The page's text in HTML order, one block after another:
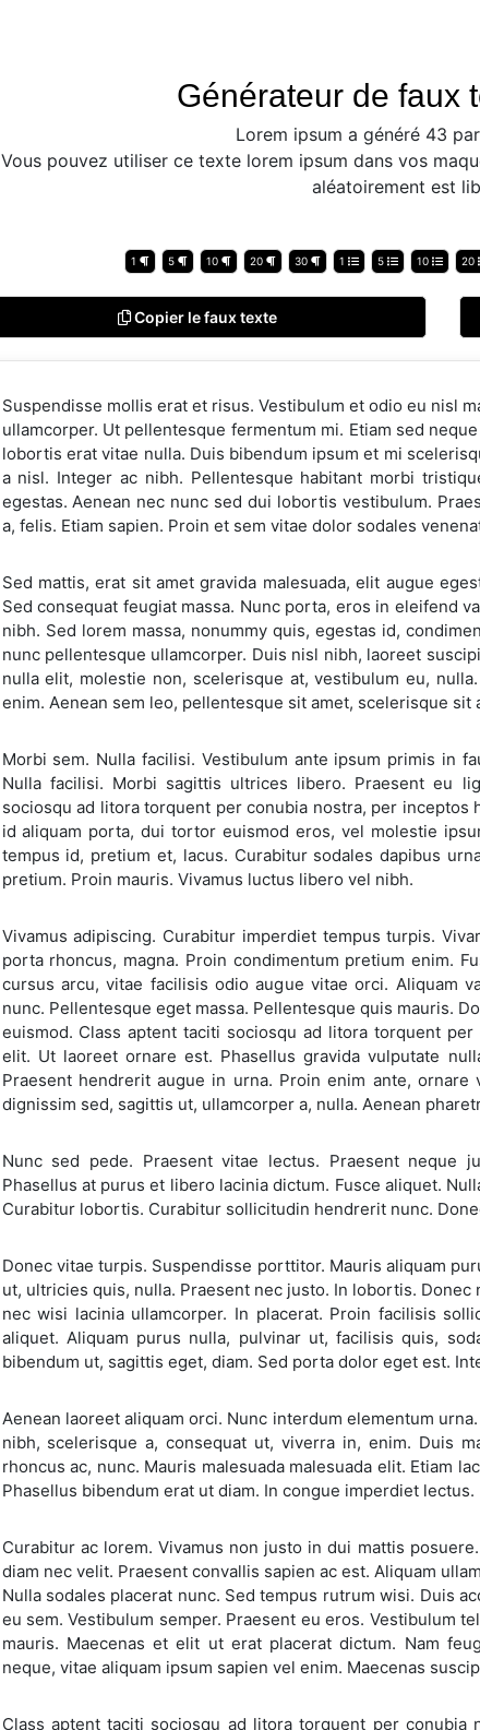
Générateur de faux
Lorem ipsum a généré 43
Vous pouvez utiliser ce texte lorem ipsum dans vos
aléatoirement est
1 5 10 20 30 1 5 10 20
Copier le faux texte
Suspendisse mollis erat et risus. Vestibulum et odio eu nisl
ullamcorper. Ut pellentesque fermentum mi. Etiam sed
lobortis erat vitae nulla. Duis bibendum ipsum et mi
a nisl. Integer ac nibh. Pellentesque habitant morbi
egestas. Aenean nec nunc sed dui lobortis vestibulum.
a, felis. Etiam sapien. Proin et sem vitae dolor sodales
Sed mattis, erat sit amet gravida malesuada, elit augue
Sed consequat feugiat massa. Nunc porta, eros in eleifend
nibh. Sed lorem massa, nonummy quis, egestas id,
nunc pellentesque ullamcorper. Duis nisl nibh, laoreet
nulla elit, molestie non, scelerisque at, vestibulum eu,
enim. Aenean sem leo, pellentesque sit amet, scelerisque sit
Morbi sem. Nulla facilisi. Vestibulum ante ipsum primis in
Nulla facilisi. Morbi sagittis ultrices libero. Praesent eu
sociosqu ad litora torquent per conubia nostra, per inceptos
id aliquam porta, dui tortor euismod eros, vel molestie
tempus id, pretium et, lacus. Curabitur sodales dapibus
pretium. Proin mauris. Vivamus luctus libero vel nibh.
Vivamus adipiscing. Curabitur imperdiet tempus turpis.
porta rhoncus, magna. Proin condimentum pretium enim.
cursus arcu, vitae facilisis odio augue vitae orci. Aliquam
nunc. Pellentesque eget massa. Pellentesque quis mauris.
euismod. Class aptent taciti sociosqu ad litora torquent
elit. Ut laoreet ornare est. Phasellus gravida vulputate
Praesent hendrerit augue in urna. Proin enim ante,
dignissim sed, sagittis ut, ullamcorper a, nulla. Aenean
Nunc sed pede. Praesent vitae lectus. Praesent neque
Phasellus at purus et libero lacinia dictum. Fusce aliquet.
Curabitur lobortis. Curabitur sollicitudin hendrerit nunc.
Donec vitae turpis. Suspendisse porttitor. Mauris aliquam
ut, ultricies quis, nulla. Praesent nec justo. In lobortis.
nec wisi lacinia ullamcorper. In placerat. Proin facilisis
aliquet. Aliquam purus nulla, pulvinar ut, facilisis quis,
bibendum ut, sagittis eget, diam. Sed porta dolor eget est.
Aenean laoreet aliquam orci. Nunc interdum elementum
nibh, scelerisque a, consequat ut, viverra in, enim. Duis
rhoncus ac, nunc. Mauris malesuada malesuada elit. Etiam
Phasellus bibendum erat ut diam. In congue imperdiet lectus.
Curabitur ac lorem. Vivamus non justo in dui mattis
diam nec velit. Praesent convallis sapien ac est. Aliquam
Nulla sodales placerat nunc. Sed tempus rutrum wisi. Duis
eu sem. Vestibulum semper. Praesent eu eros. Vestibulum
mauris. Maecenas et elit ut erat placerat dictum. Nam
neque, vitae aliquam ipsum sapien vel enim. Maecenas
Class aptent taciti sociosqu ad litora torquent per conubia